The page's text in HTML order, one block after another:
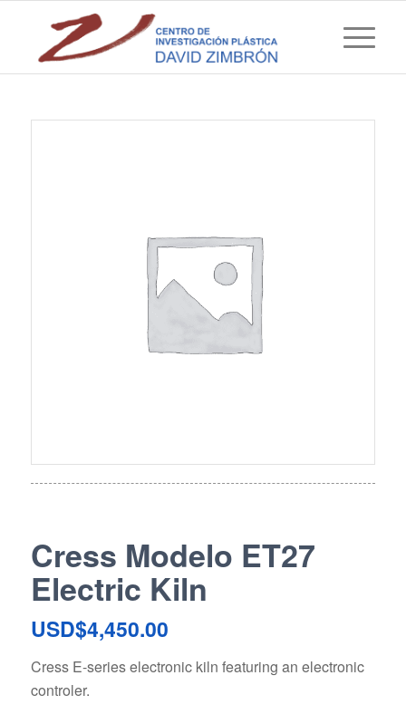
Cress Modelo ET27
Electric Kiln
USD$4,450.00
Cress E-series electronic kiln featuring an electronic
controler.